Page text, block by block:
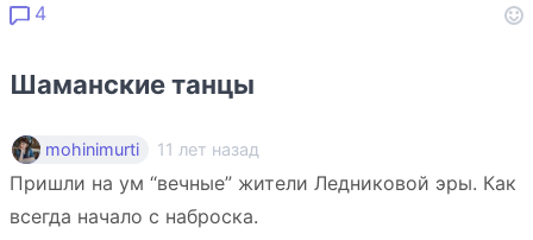
4
Шаманские танцы
mohinimurti 11 лет назад
Пришли на ум “вечные” жители Ледниковой эры. Как
всегда начало с наброска.